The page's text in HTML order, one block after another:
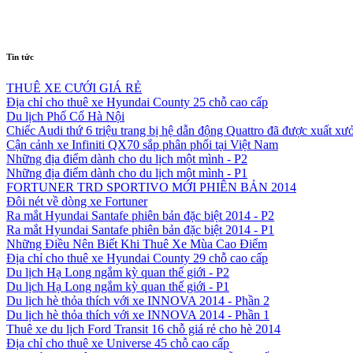
Tin tức
THUÊ XE CƯỚI GIÁ RẺ
Địa chỉ cho thuê xe Hyundai County 25 chỗ cao cấp
Du lịch Phố Cổ Hà Nội
Chiếc Audi thứ 6 triệu trang bị hệ dẫn động Quattro đã được xuất
Cận cảnh xe Infiniti QX70 sắp phân phối tại Việt Nam
Những địa điểm dành cho du lịch một mình - P2
Những địa điểm dành cho du lịch một mình - P1
FORTUNER TRD SPORTIVO MỚI PHIÊN BẢN 2014
Đôi nét về dòng xe Fortuner
Ra mắt Hyundai Santafe phiên bản đặc biệt 2014 - P2
Ra mắt Hyundai Santafe phiên bản đặc biệt 2014 - P1
Những Điều Nên Biết Khi Thuê Xe Mùa Cao Điểm
Địa chỉ cho thuê xe Hyundai County 29 chỗ cao cấp
Du lịch Hạ Long ngắm kỳ quan thế giới - P2
Du lịch Hạ Long ngắm kỳ quan thế giới - P1
Du lịch hè thỏa thích với xe INNOVA 2014 - Phần 2
Du lịch hè thỏa thích với xe INNOVA 2014 - Phần 1
Thuê xe du lịch Ford Transit 16 chỗ giá rẻ cho hè 2014
Địa chỉ cho thuê xe Universe 45 chỗ cao cấp